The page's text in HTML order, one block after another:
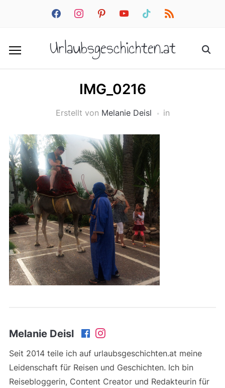
facebookinstagrampinterestyoutube tiktok rss
Urlaubsgeschichten.at
IMG_0216
Erstellt von Melanie Deisl in
Melanie Deisl
Seit 2014 teile ich auf urlaubsgeschichten.at meine
Leidenschaft für Reisen und Geschichten. Ich bin
Reisebloggerin, Content Creator und Redakteurin für